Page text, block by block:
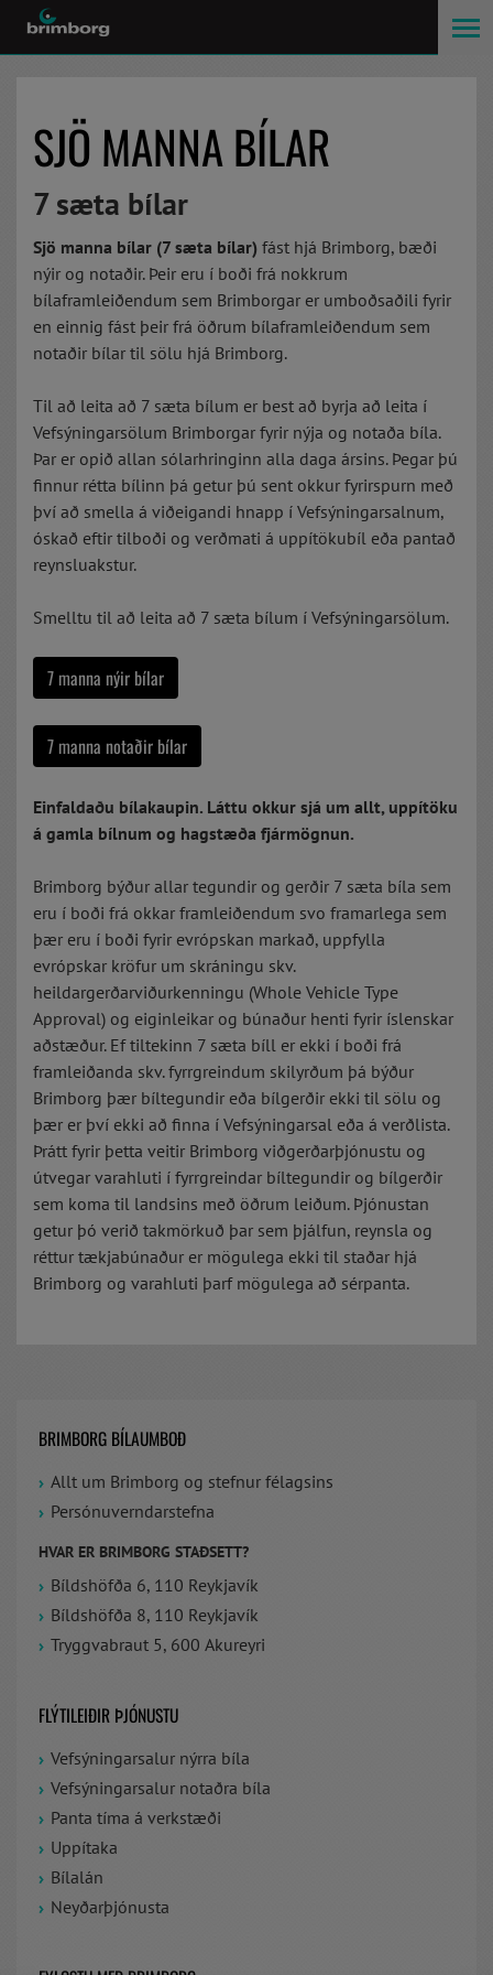
SJÖ MANNA BÍLAR
7 sæta bílar
Sjö manna bílar (7 sæta bílar) fást hjá Brimborg, bæði
nýir og notaðir. Þeir eru í boði frá nokkrum
bílaframleiðendum sem Brimborgar er umboðsaðili fyrir
en einnig fást þeir frá öðrum bílaframleiðendum sem
notaðir bílar til sölu hjá Brimborg.
Til að leita að 7 sæta bílum er best að byrja að leita í
Vefsýningarsölum Brimborgar fyrir nýja og notaða bíla.
Þar er opið allan sólarhringinn alla daga ársins. Þegar þú
finnur rétta bílinn þá getur þú sent okkur fyrirspurn með
því að smella á viðeigandi hnapp í Vefsýningarsalnum,
óskað eftir tilboði og verðmati á uppítökubíl eða pantað
reynsluakstur.
Smelltu til að leita að 7 sæta bílum í Vefsýningarsölum.
7 manna nýir bílar
7 manna notaðir bílar
Einfaldaðu bílakaupin. Láttu okkur sjá um allt, uppítöku
á gamla bílnum og hagstæða fjármögnun.
Brimborg býður allar tegundir og gerðir 7 sæta bíla sem
eru í boði frá okkar framleiðendum svo framarlega sem
þær eru í boði fyrir evrópskan markað, uppfylla
evrópskar kröfur um skráningu skv.
heildargerðarviðurkenningu (Whole Vehicle Type
Approval) og eiginleikar og búnaður henti fyrir íslenskar
aðstæður. Ef tiltekinn 7 sæta bíll er ekki í boði frá
framleiðanda skv. fyrrgreindum skilyrðum þá býður
Brimborg þær bíltegundir eða bílgerðir ekki til sölu og
þær er því ekki að finna í Vefsýningarsal eða á verðlista.
Þrátt fyrir þetta veitir Brimborg viðgerðarþjónustu og
útvegar varahluti í fyrrgreindar bíltegundir og bílgerðir
sem koma til landsins með öðrum leiðum. Þjónustan
getur þó verið takmörkuð þar sem þjálfun, reynsla og
réttur tækjabúnaður er mögulega ekki til staðar hjá
Brimborg og varahluti þarf mögulega að sérpanta.
BRIMBORG BÍLAUMBOÐ
Allt um Brimborg og stefnur félagsins
Persónuverndarstefna
HVAR ER BRIMBORG STAÐSETT?
Bíldshöfða 6, 110 Reykjavík
Bíldshöfða 8, 110 Reykjavík
Tryggvabraut 5, 600 Akureyri
FLÝTILEIÐIR ÞJÓNUSTU
Vefsýningarsalur nýrra bíla
Vefsýningarsalur notaðra bíla
Panta tíma á verkstæði
Uppítaka
Bílalán
Neyðarþjónusta